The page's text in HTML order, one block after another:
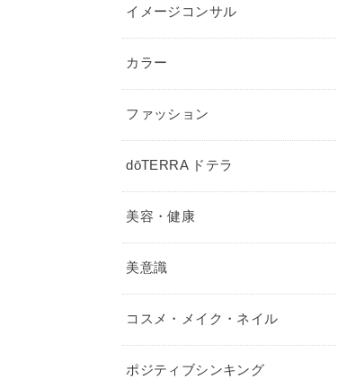
イメージコンサル
カラー
ファッション
dōTERRA ドテラ
美容・健康
美意識
コスメ・メイク・ネイル
ポジティブシンキング